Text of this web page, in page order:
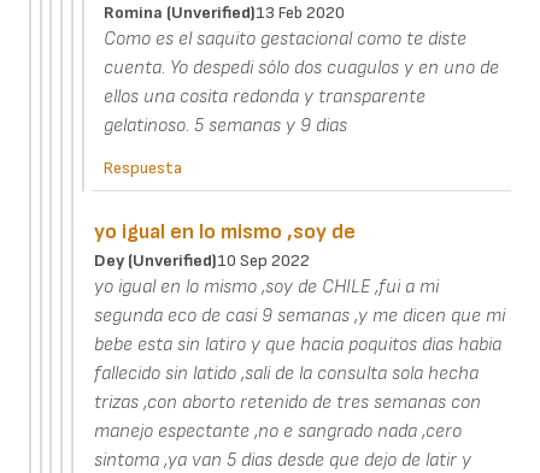
Romina (unverified)13 Feb 2020
Como es el saquito gestacional como te diste
cuenta. Yo despedi sólo dos cuagulos y en uno de
ellos una cosita redonda y transparente
gelatinoso. 5 semanas y 9 dias
Respuesta
yo igual en lo mismo ,soy de
Dey (unverified)10 Sep 2022
yo igual en lo mismo ,soy de CHILE ,fui a mi
segunda eco de casi 9 semanas ,y me dicen que mi
bebe esta sin latiro y que hacia poquitos dias habia
fallecido sin latido ,sali de la consulta sola hecha
trizas ,con aborto retenido de tres semanas con
manejo espectante ,no e sangrado nada ,cero
sintoma ,ya van 5 dias desde que dejo de latir y